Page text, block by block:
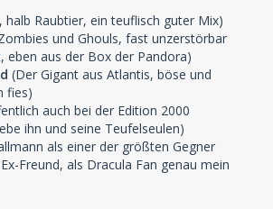
halb Raubtier, ein teuflisch guter Mix)
und Ghouls, fast unzerstörbar
eben aus der Box der Pandora)
(Der Gigant aus Atlantis, böse und
fies)
auch bei der Edition 2000
ihn und seine Teufelseulen)
als einer der größten Gegner
Freund, als Dracula Fan genau mein